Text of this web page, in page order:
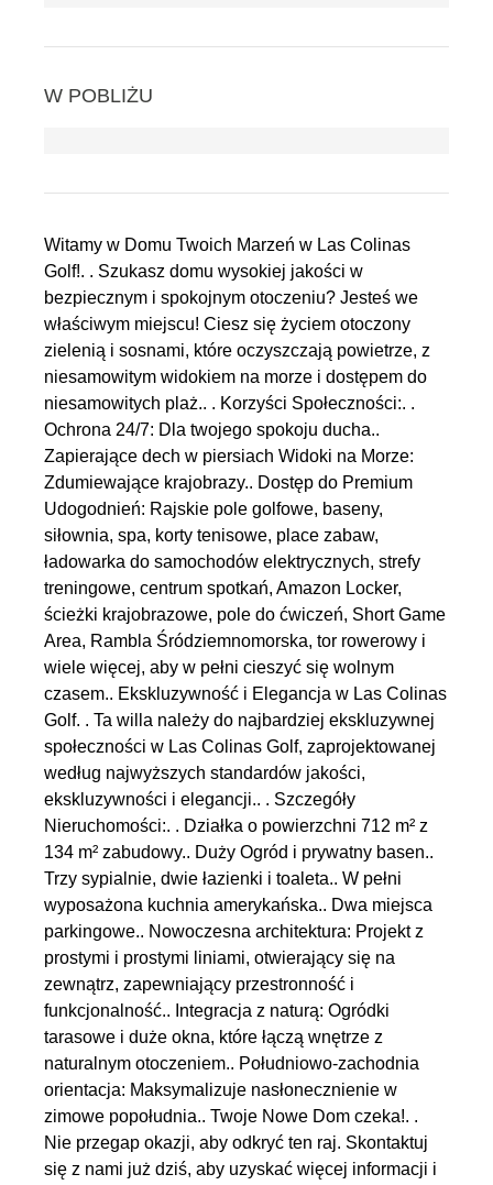
W POBLIŻU
Witamy w Domu Twoich Marzeń w Las Colinas
Golf!. . Szukasz domu wysokiej jakości w
bezpiecznym i spokojnym otoczeniu? Jesteś we
właściwym miejscu! Ciesz się życiem otoczony
zielenią i sosnami, które oczyszczają powietrze, z
niesamowitym widokiem na morze i dostępem do
niesamowitych plaż.. . Korzyści Społeczności:. .
Ochrona 24/7: Dla twojego spokoju ducha..
Zapierające dech w piersiach Widoki na Morze:
Zdumiewające krajobrazy.. Dostęp do Premium
Udogodnień: Rajskie pole golfowe, baseny,
siłownia, spa, korty tenisowe, place zabaw,
ładowarka do samochodów elektrycznych, strefy
treningowe, centrum spotkań, Amazon Locker,
ścieżki krajobrazowe, pole do ćwiczeń, Short Game
Area, Rambla Śródziemnomorska, tor rowerowy i
wiele więcej, aby w pełni cieszyć się wolnym
czasem.. Ekskluzywność i Elegancja w Las Colinas
Golf. . Ta willa należy do najbardziej ekskluzywnej
społeczności w Las Colinas Golf, zaprojektowanej
według najwyższych standardów jakości,
ekskluzywności i elegancji.. . Szczegóły
Nieruchomości:. . Działka o powierzchni 712 m² z
134 m² zabudowy.. Duży Ogród i prywatny basen..
Trzy sypialnie, dwie łazienki i toaleta.. W pełni
wyposażona kuchnia amerykańska.. Dwa miejsca
parkingowe.. Nowoczesna architektura: Projekt z
prostymi i prostymi liniami, otwierający się na
zewnątrz, zapewniający przestronność i
funkcjonalność.. Integracja z naturą: Ogródki
tarasowe i duże okna, które łączą wnętrze z
naturalnym otoczeniem.. Południowo-zachodnia
orientacja: Maksymalizuje nasłonecznienie w
zimowe popołudnia.. Twoje Nowe Dom czeka!. .
Nie przegap okazji, aby odkryć ten raj. Skontaktuj
się z nami już dziś, aby uzyskać więcej informacji i